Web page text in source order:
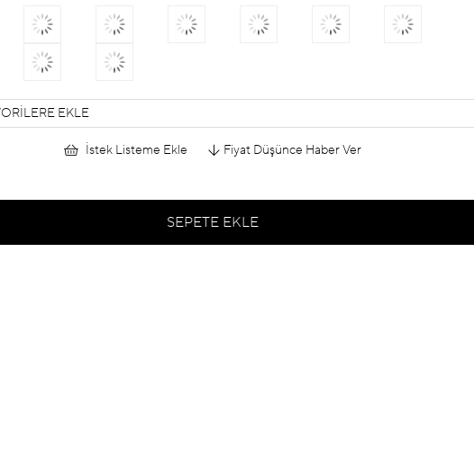
EKLE
İstek Listeme Ekle Fiyat Düşünce Haber Ver